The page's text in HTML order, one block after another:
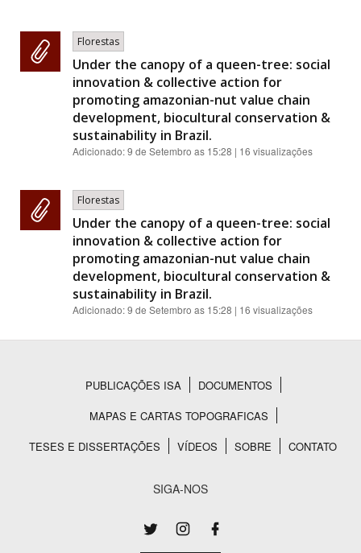
Florestas
Under the canopy of a queen-tree: social
innovation & collective action for
promoting amazonian-nut value chain
development, biocultural conservation &
sustainability in Brazil.
Adicionado:9 de Setembro as 15:28 | 16 visualizações
Florestas
Under the canopy of a queen-tree: social
innovation & collective action for
promoting amazonian-nut value chain
development, biocultural conservation &
sustainability in Brazil.
Adicionado:9 de Setembro as 15:28 | 16 visualizações
Rodapé
PUBLICAÇÕES ISA
DOCUMENTOS
MAPAS E CARTAS TOPOGRAFICAS
TESES E DISSERTAÇÕES
VÍDEOS SOBRE CONTATO
SIGA-NOS